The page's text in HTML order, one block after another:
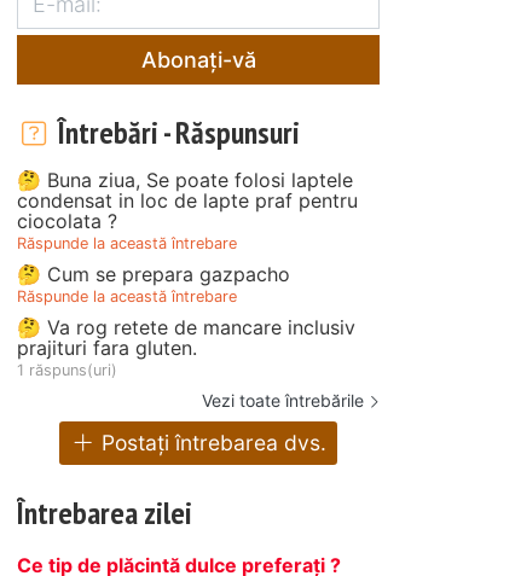
Abonați-vă
Întrebări - Răspunsuri
🤔 Buna ziua, Se poate folosi laptele
condensat in loc de lapte praf pentru
ciocolata ?
Răspunde la această întrebare
🤔 Cum se prepara gazpacho
Răspunde la această întrebare
🤔 Va rog retete de mancare inclusiv
prajituri fara gluten.
1 răspuns(uri)
Vezi toate întrebările
Postați întrebarea dvs.
Întrebarea zilei
Ce tip de plăcintă dulce preferați ?